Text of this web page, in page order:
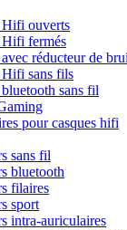
Hifi ouverts
Hifi fermés
réducteur de
Hifi sans fils
sans fil
pour casques hifi
sans fil
bluetooth
filaires
sport
intra-auriculaires